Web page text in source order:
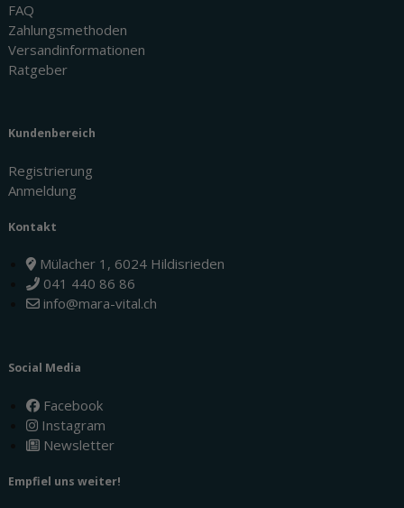
FAQ
Zahlungsmethoden
Versandinformationen
Ratgeber
Kundenbereich
Registrierung
Anmeldung
Kontakt
Mülacher 1, 6024 Hildisrieden
041 440 86 86
info@mara-vital.ch
Social Media
Facebook
Instagram
Newsletter
Empfiel uns weiter!